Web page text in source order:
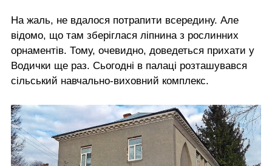
На жаль, не вдалося потрапити всередину. Але
відомо, що там зберіглася ліпнина з рослинних
орнаментів. Тому, очевидно, доведеться прихати у
Водички ще раз. Сьогодні в палаці розташувався
сільський навчально-виховний комплекс.